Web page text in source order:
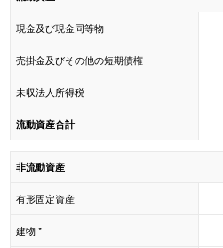
現金及び現金同等物
売掛金及びその他の短期債権
未収法人所得税
流動資産合計
非流動資産
有形固定資産
建物 *